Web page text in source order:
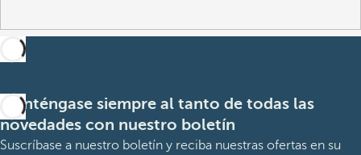
Manténgase siempre al tanto de todas las
novedades con nuestro boletín
Suscríbase a nuestro boletín y reciba nuestras ofertas en su